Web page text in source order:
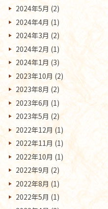
2024年5月 (2)
2024年4月 (1)
2024年3月 (2)
2024年2月 (1)
2024年1月 (3)
2023年10月 (2)
2023年8月 (2)
2023年6月 (1)
2023年5月 (2)
2022年12月 (1)
2022年11月 (1)
2022年10月 (1)
2022年9月 (2)
2022年8月 (1)
2022年5月 (1)